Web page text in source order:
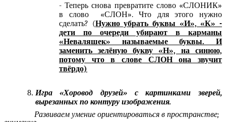
- Теперь снова превратите слово «СЛОНИК»
в слово «СЛОН». Что для этого нужно
сделать? (Нужно убрать буквы «И», «К» -
дети по очереди убирают в карманы
«Неваляшек» называемые буквы. И
заменить зелёную букву «Н», на синюю,
потому что в слове СЛОН она звучит
твёрдо)
Игра «Хоровод друзей» с картинками зверей,
вырезанных по контуру изображения.
Развиваем умение ориентироваться в пространстве;